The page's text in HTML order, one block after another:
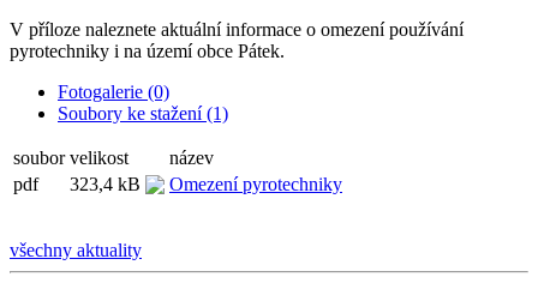
V příloze naleznete aktuální informace o omezení používání
pyrotechniky i na území obce Pátek.
Fotogalerie (0)
Soubory ke stažení (1)
soubor velikost
název
pdf
323,4 kB Omezení pyrotechniky
všechny aktuality